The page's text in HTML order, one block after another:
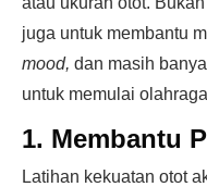
juga untuk membantu
mood, dan masih
untuk memulai
1. Membantu
Latihan kekuatan otot